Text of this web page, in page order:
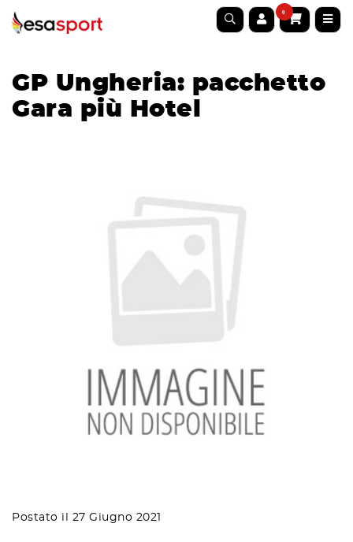
0
GP Ungheria: pacchetto
Gara più Hotel
Postato il 27 Giugno 2021